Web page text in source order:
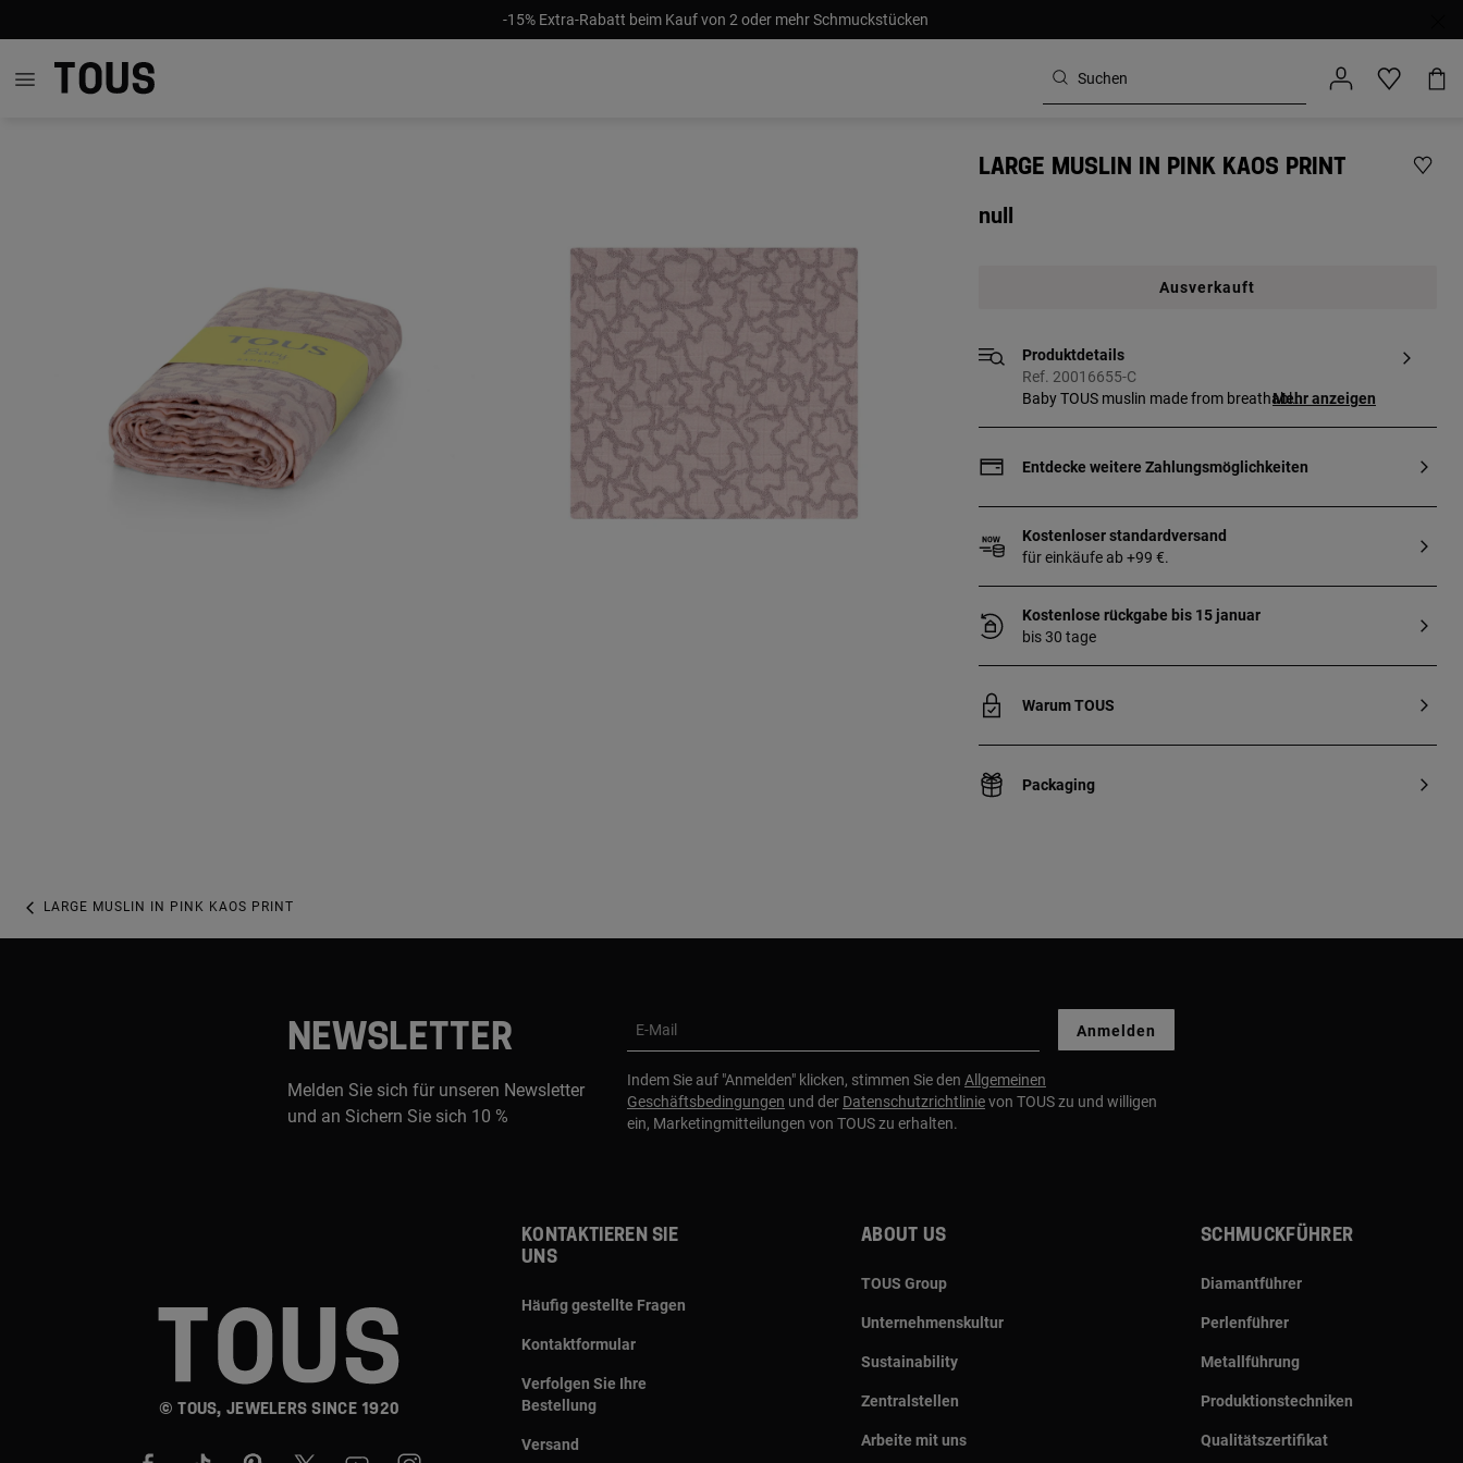
-15% Extra-Rabatt beim Kauf von 2 oder mehr Schmuckstücken
LARGE MUSLIN IN PINK KAOS PRINT
null
Ausverkauft
Produktdetails
Ref. 20016655-C
Baby TOUS muslin made from breathable,
the sun in the pram. COMPOSITION: 100%
OEKO/TEX* certified. Made in the EU.
Mehr anzeigen
Entdecke weitere Zahlungsmöglichkeiten
Kostenloser standardversand
für einkäufe ab +99 €.
Kostenlose rückgabe bis 15 januar
bis 30 tage
Warum TOUS
Packaging
LARGE MUSLIN IN PINK KAOS PRINT
NEWSLETTER
Melden Sie sich für unseren Newsletter
und an Sichern Sie sich 10 %
E-Mail Anmelden
Indem Sie auf "Anmelden" klicken, stimmen Sie den Allgemeinen
Geschäftsbedingungen und der Datenschutzrichtlinievon TOUS zu und willigen
ein, Marketingmitteilungen von TOUS zu erhalten.
© TOUS, JEWELERS SINCE 1920
Kontaktieren sie
uns
Häufig gestellte Fragen
Kontaktformular
Verfolgen Sie Ihre
Bestellung
Versand
About us
TOUS Group
Unternehmenskultur
Sustainability
Zentralstellen
Arbeite mit uns
Schmuckführer
Diamantführer
Perlenführer
Metallführung
Produktionstechniken
Qualitätszertifikat